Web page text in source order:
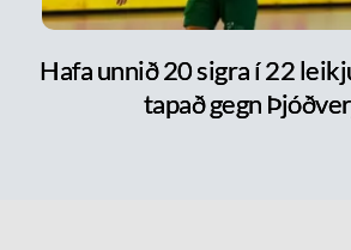
Hafa unnið 20 sigra í 22
tapað gegn